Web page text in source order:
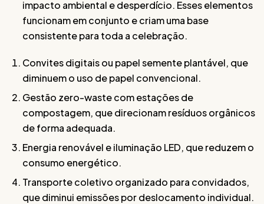
impacto ambiental e desperdício. Esses elementos
funcionam em conjunto e criam uma base
consistente para toda a celebração.
Convites digitais ou papel semente plantável, que
diminuem o uso de papel convencional.
Gestão zero-waste com estações de
compostagem, que direcionam resíduos orgânicos
de forma adequada.
Energia renovável e iluminação LED, que reduzem o
consumo energético.
Transporte coletivo organizado para convidados,
que diminui emissões por deslocamento individual.